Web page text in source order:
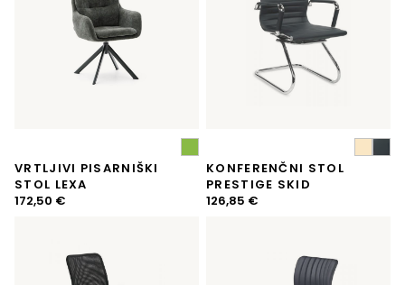
VRTLJIVI PISARNIŠKI
STOL LEXA
172,50 €
KONFERENČNI STOL
PRESTIGE SKID
126,85 €